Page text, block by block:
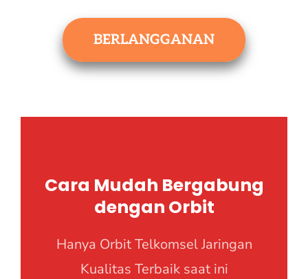
BERLANGGANAN
Cara Mudah Bergabung
dengan Orbit
Hanya Orbit Telkomsel Jaringan
Kualitas Terbaik saat ini